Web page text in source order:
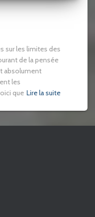
sur les limites des
de la pensée
absolument
les
que Lire la suite